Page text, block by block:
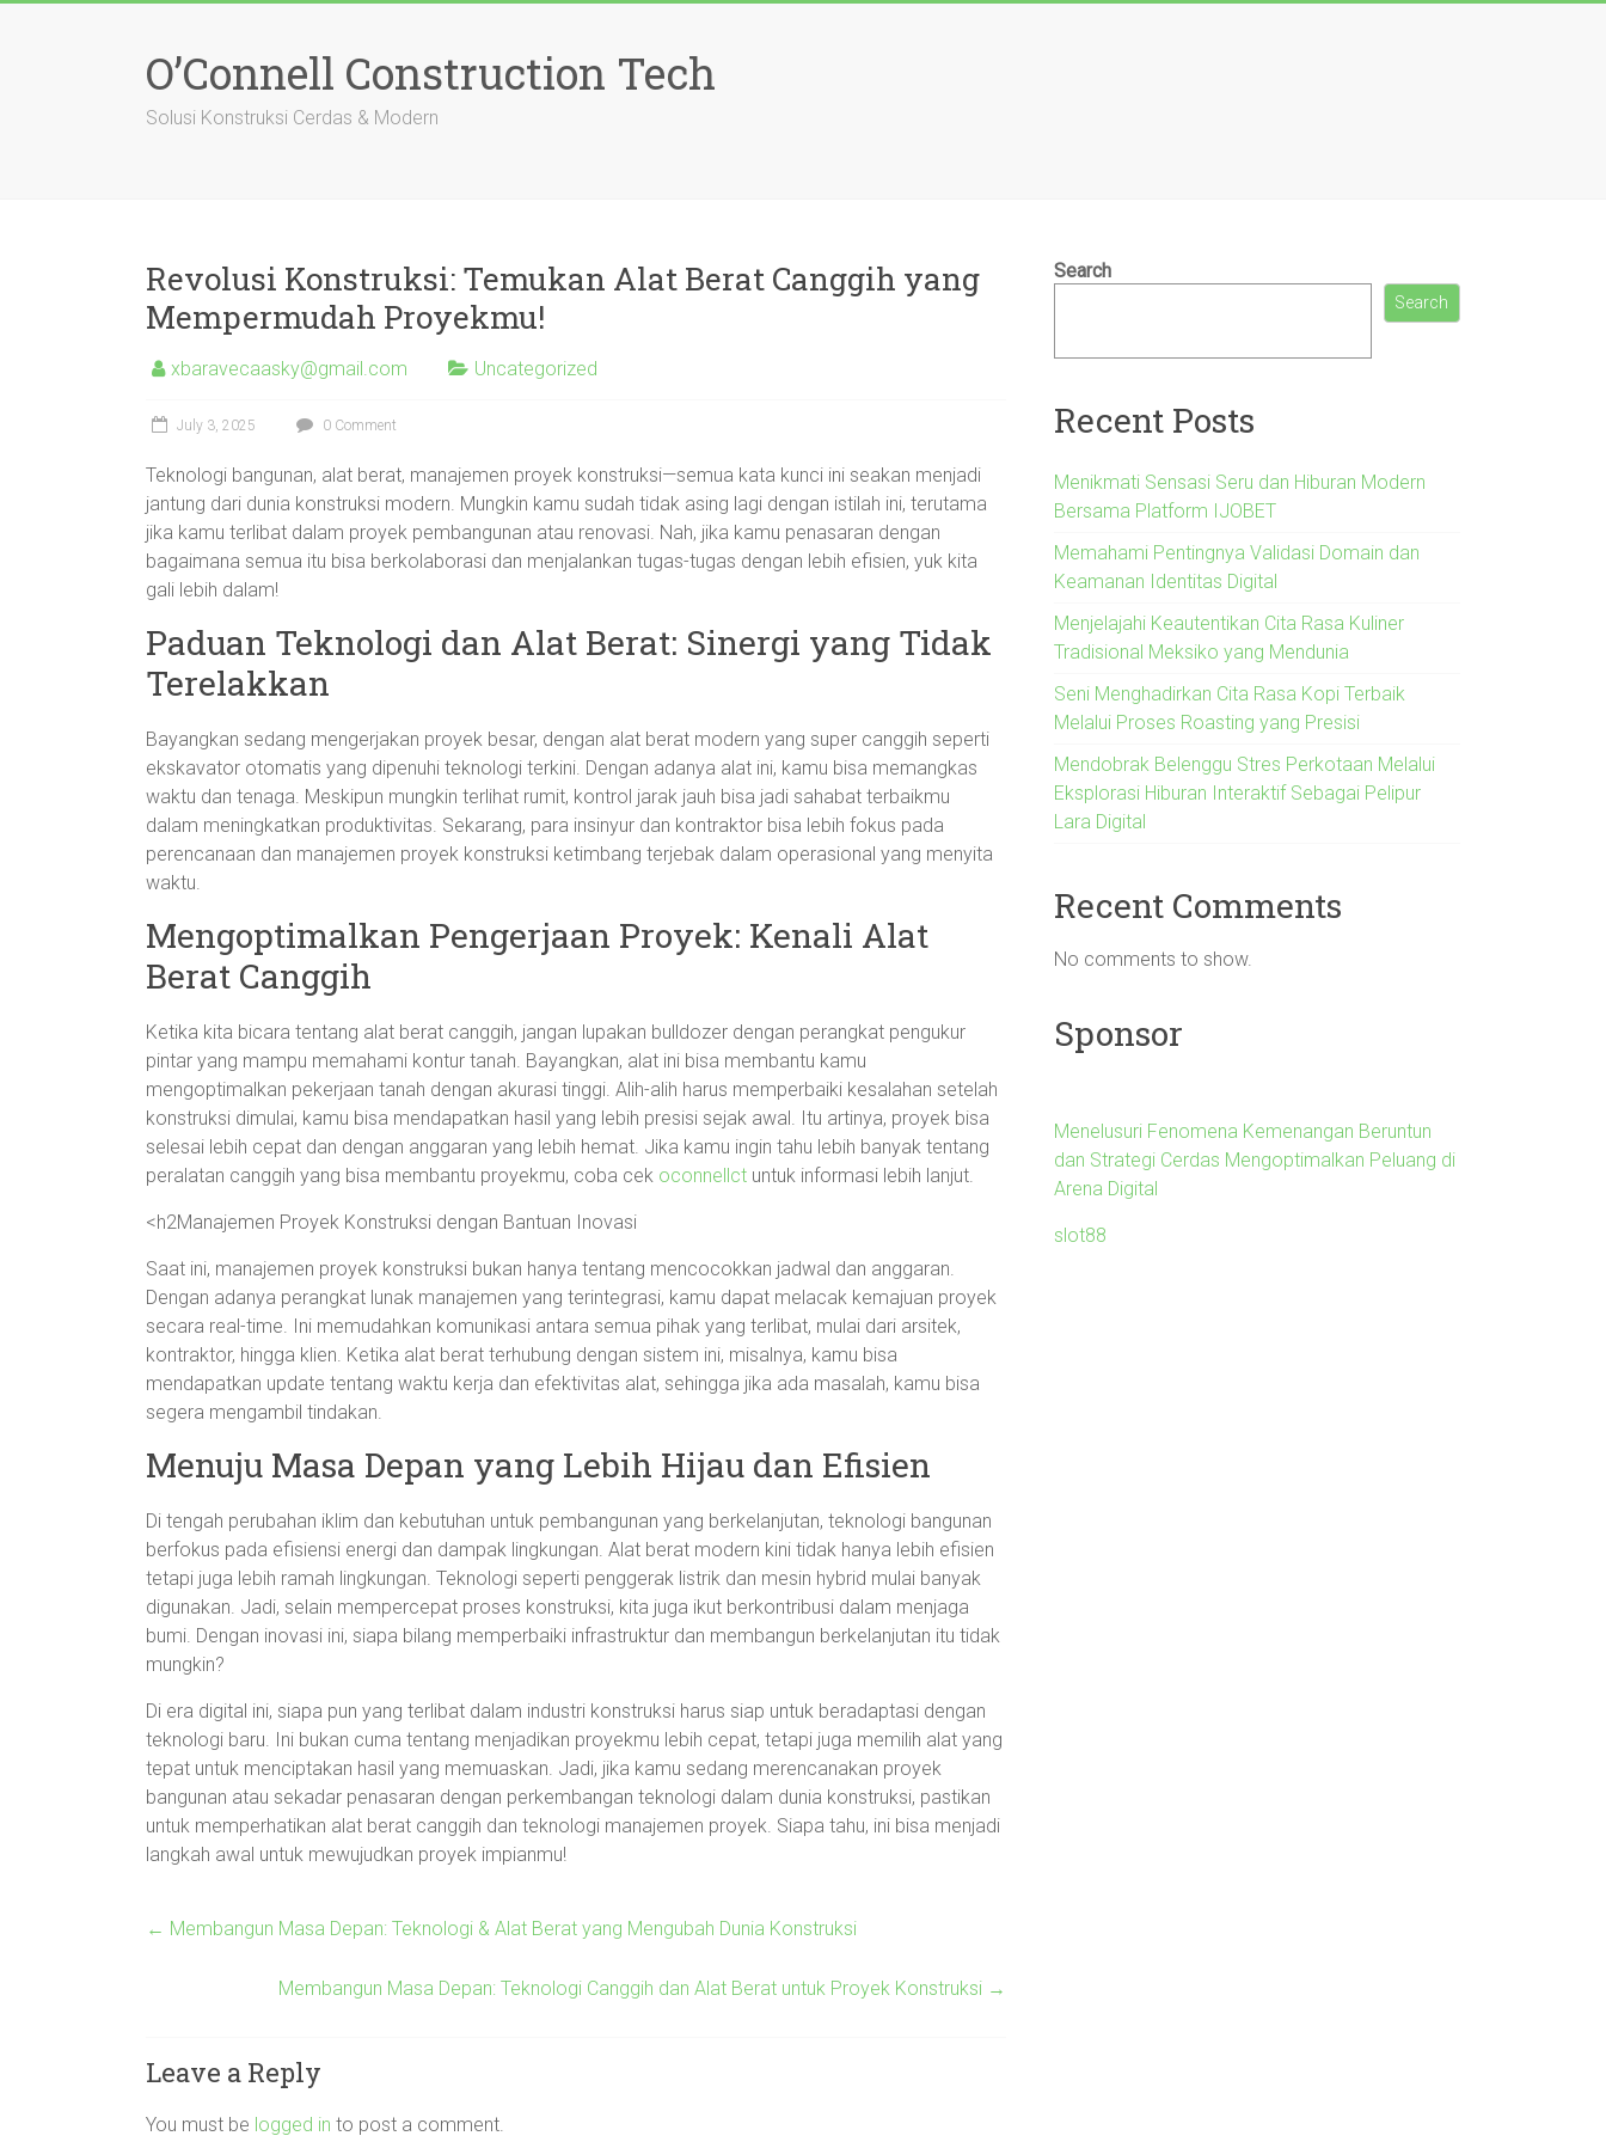
O’Connell Construction Tech
Solusi Konstruksi Cerdas & Modern
Revolusi Konstruksi: Temukan Alat Berat Canggih yang
Mempermudah Proyekmu!
xbaravecaasky@gmail.com Uncategorized
July 3, 2025 0 Comment
Teknologi bangunan, alat berat, manajemen proyek konstruksi—semua kata kunci ini seakan menjadi
jantung dari dunia konstruksi modern. Mungkin kamu sudah tidak asing lagi dengan istilah ini, terutama
jika kamu terlibat dalam proyek pembangunan atau renovasi. Nah, jika kamu penasaran dengan
bagaimana semua itu bisa berkolaborasi dan menjalankan tugas-tugas dengan lebih efisien, yuk kita
gali lebih dalam!
Paduan Teknologi dan Alat Berat: Sinergi yang Tidak
Terelakkan
Bayangkan sedang mengerjakan proyek besar, dengan alat berat modern yang super canggih seperti
ekskavator otomatis yang dipenuhi teknologi terkini. Dengan adanya alat ini, kamu bisa memangkas
waktu dan tenaga. Meskipun mungkin terlihat rumit, kontrol jarak jauh bisa jadi sahabat terbaikmu
dalam meningkatkan produktivitas. Sekarang, para insinyur dan kontraktor bisa lebih fokus pada
perencanaan dan manajemen proyek konstruksi ketimbang terjebak dalam operasional yang menyita
waktu.
Mengoptimalkan Pengerjaan Proyek: Kenali Alat
Berat Canggih
Ketika kita bicara tentang alat berat canggih, jangan lupakan bulldozer dengan perangkat pengukur
pintar yang mampu memahami kontur tanah. Bayangkan, alat ini bisa membantu kamu
mengoptimalkan pekerjaan tanah dengan akurasi tinggi. Alih-alih harus memperbaiki kesalahan setelah
konstruksi dimulai, kamu bisa mendapatkan hasil yang lebih presisi sejak awal. Itu artinya, proyek bisa
selesai lebih cepat dan dengan anggaran yang lebih hemat. Jika kamu ingin tahu lebih banyak tentang
peralatan canggih yang bisa membantu proyekmu, coba cek oconnellct untuk informasi lebih lanjut.
<h2Manajemen Proyek Konstruksi dengan Bantuan Inovasi
Saat ini, manajemen proyek konstruksi bukan hanya tentang mencocokkan jadwal dan anggaran.
Dengan adanya perangkat lunak manajemen yang terintegrasi, kamu dapat melacak kemajuan proyek
secara real-time. Ini memudahkan komunikasi antara semua pihak yang terlibat, mulai dari arsitek,
kontraktor, hingga klien. Ketika alat berat terhubung dengan sistem ini, misalnya, kamu bisa
mendapatkan update tentang waktu kerja dan efektivitas alat, sehingga jika ada masalah, kamu bisa
segera mengambil tindakan.
Menuju Masa Depan yang Lebih Hijau dan Efisien
Di tengah perubahan iklim dan kebutuhan untuk pembangunan yang berkelanjutan, teknologi bangunan
berfokus pada efisiensi energi dan dampak lingkungan. Alat berat modern kini tidak hanya lebih efisien
tetapi juga lebih ramah lingkungan. Teknologi seperti penggerak listrik dan mesin hybrid mulai banyak
digunakan. Jadi, selain mempercepat proses konstruksi, kita juga ikut berkontribusi dalam menjaga
bumi. Dengan inovasi ini, siapa bilang memperbaiki infrastruktur dan membangun berkelanjutan itu tidak
mungkin?
Di era digital ini, siapa pun yang terlibat dalam industri konstruksi harus siap untuk beradaptasi dengan
teknologi baru. Ini bukan cuma tentang menjadikan proyekmu lebih cepat, tetapi juga memilih alat yang
tepat untuk menciptakan hasil yang memuaskan. Jadi, jika kamu sedang merencanakan proyek
bangunan atau sekadar penasaran dengan perkembangan teknologi dalam dunia konstruksi, pastikan
untuk memperhatikan alat berat canggih dan teknologi manajemen proyek. Siapa tahu, ini bisa menjadi
langkah awal untuk mewujudkan proyek impianmu!
← Membangun Masa Depan: Teknologi & Alat Berat yang Mengubah Dunia Konstruksi
Membangun Masa Depan: Teknologi Canggih dan Alat Berat untuk Proyek Konstruksi →
Leave a Reply
You must be logged in to post a comment.
Search
Search
Recent Posts
Menikmati Sensasi Seru dan Hiburan Modern
Bersama Platform IJOBET
Memahami Pentingnya Validasi Domain dan
Keamanan Identitas Digital
Menjelajahi Keautentikan Cita Rasa Kuliner
Tradisional Meksiko yang Mendunia
Seni Menghadirkan Cita Rasa Kopi Terbaik
Melalui Proses Roasting yang Presisi
Mendobrak Belenggu Stres Perkotaan Melalui
Eksplorasi Hiburan Interaktif Sebagai Pelipur
Lara Digital
Recent Comments
No comments to show.
Sponsor
Menelusuri Fenomena Kemenangan Beruntun
dan Strategi Cerdas Mengoptimalkan Peluang di
Arena Digital
slot88